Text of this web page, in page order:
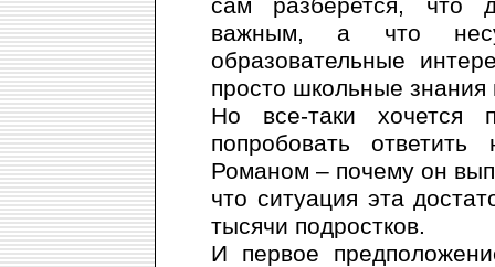
важным, а что
образовательные
просто школьные
Но все-таки хочется
попробовать
Романом – почему он
что ситуация эта
тысячи подростков.
И первое